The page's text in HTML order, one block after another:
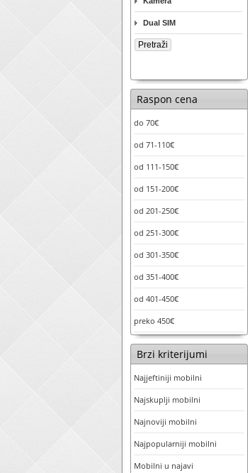
Dual SIM
Raspon cena
do 70€
od 71-110€
od 111-150€
od 151-200€
od 201-250€
od 251-300€
od 301-350€
od 351-400€
od 401-450€
preko 450€
Brzi kriterijumi
Najjeftiniji mobilni
Najskuplji mobilni
Najnoviji mobilni
Najpopularniji mobilni
Mobilni u najavi